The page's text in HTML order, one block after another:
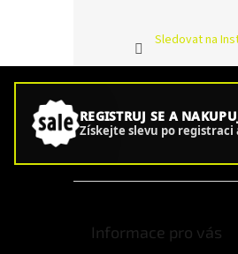
Sledovat na
REGISTRUJ SE A
Získejte slevu po registraci
Informace pro vás